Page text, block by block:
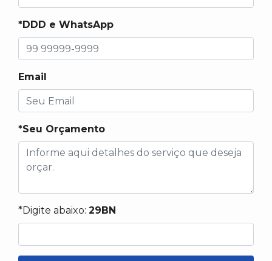
*DDD e WhatsApp
Email
*Seu Orçamento
*Digite abaixo: 29BN